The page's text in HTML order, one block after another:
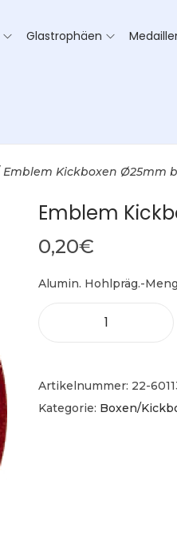
Glastrophäen
Emblem Kickboxen Ø25mm
Emblem
0,20€
Alumin. Hohlpräg.-
Artikelnummer: 22-
Kategorie: Boxen/